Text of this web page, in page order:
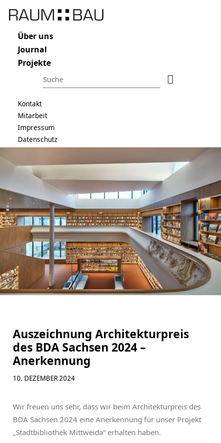
Navigation überspringen
ÜBER UNS
JOURNAL
PROJEKTE
Suchbegriffe Suchen
Navigation überspringen
Datenschutz
Raum und Bau
Navigation überspringen
Über uns
Journal
Projekte
Navigation überspringen
Kontakt
Mitarbeit
Impressum
Datenschutz
Auszeichnung Architekturpreis
des BDA Sachsen 2024 –
Anerkennung
10. DEZEMBER 2024
Wir freuen uns sehr, dass wir beim Architekturpreis des
BDA Sachsen 2024 eine Anerkennung für unser Projekt
„Stadtbibliothek Mittweida“ erhalten haben.